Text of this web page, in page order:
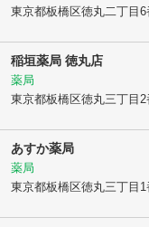
東京都板橋区徳丸二丁目6
稲垣薬局 徳丸店
薬局
東京都板橋区徳丸三丁目2
あすか薬局
薬局
東京都板橋区徳丸三丁目1